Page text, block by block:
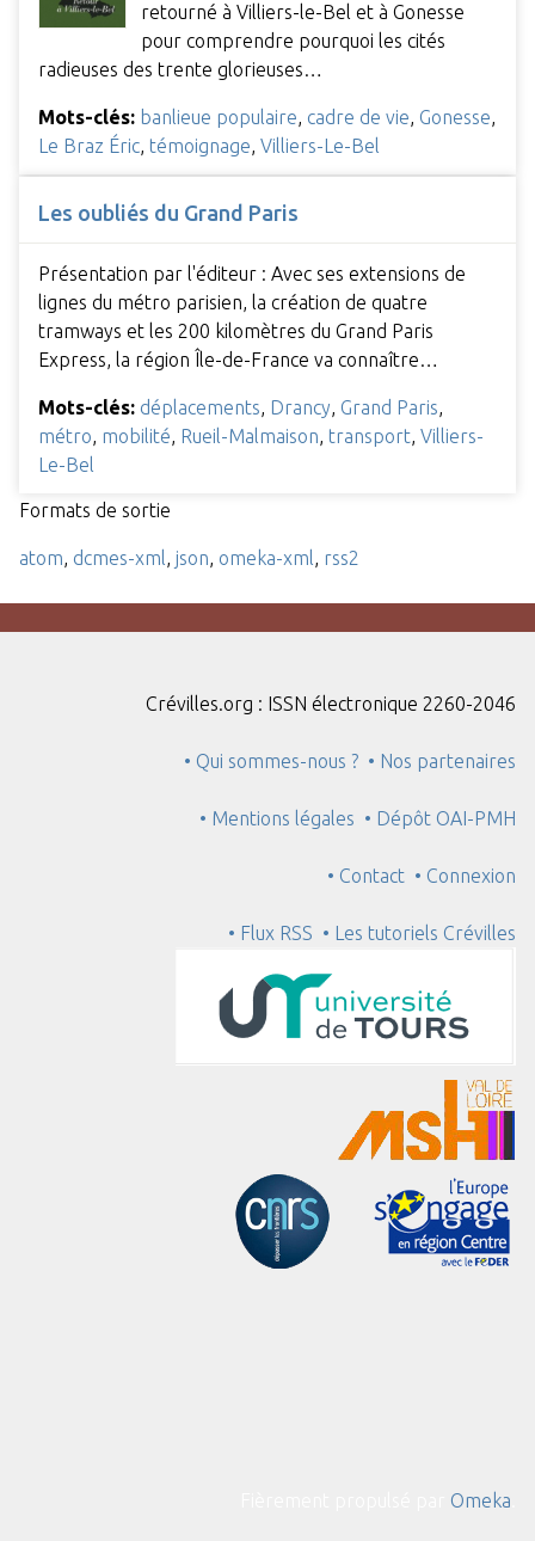
retourné à Villiers-le-Bel et à Gonesse
pour comprendre pourquoi les cités
radieuses des trente glorieuses…
Mots-clés: banlieue populaire, cadre de vie, Gonesse,
Le Braz Éric, témoignage, Villiers-Le-Bel
Les oubliés du Grand Paris
Présentation par l'éditeur : Avec ses extensions de
lignes du métro parisien, la création de quatre
tramways et les 200 kilomètres du Grand Paris
Express, la région Île-de-France va connaître…
Mots-clés: déplacements, Drancy, Grand Paris,
métro, mobilité, Rueil-Malmaison, transport, Villiers-
Le-Bel
Formats de sortie
atom, dcmes-xml, json, omeka-xml, rss2
Crévilles.org : ISSN électronique 2260-2046
• Qui sommes-nous ? • Nos partenaires
• Mentions légales • Dépôt OAI-PMH
• Contact • Connexion
• Flux RSS • Les tutoriels Crévilles
Omeka